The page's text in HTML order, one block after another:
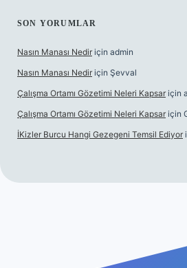
SON YORUMLAR
Nasın Manası Nedir için admin
Nasın Manası Nedir için Şevval
Çalışma Ortamı Gözetimi Neleri Kapsar için
Çalışma Ortamı Gözetimi Neleri Kapsar için
İKizler Burcu Hangi Gezegeni Temsil Ediyor